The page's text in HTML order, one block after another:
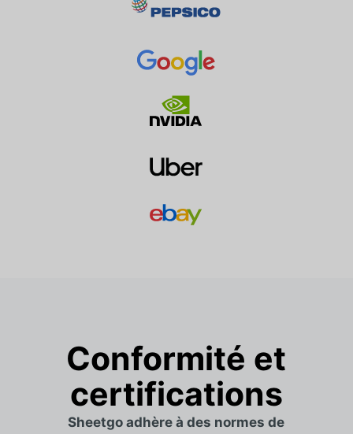
Conformité et
certifications
Sheetgo adhère à des normes de